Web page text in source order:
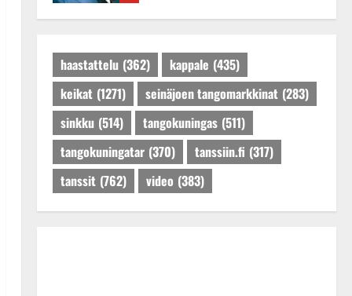
Tanssiin.fi
Julkaistu: 27.4.2025 |
haastattelu (362) kappale (435)
keikat (1271) seinäjoen tangomarkkinat (283)
sinkku (514) tangokuningas (511)
tangokuningatar (370) tanssiin.fi (317)
tanssit (762) video (383)